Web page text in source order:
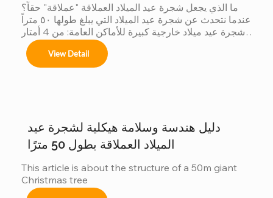
ما الذي يجعل شجرة عيد الميلاد العملاقة "عملاقة" حقاً؟
عندما نتحدث عن شجرة عيد الميلاد التي يبلغ طولها ٥٠ متراً
شجرة عيد ميلاد خارجية كبيرة للأماكن العامة: من 4 أمتار
إلى 50 مترًا شجرة عيد الميلاد الكبيرة في الهواء الطلق
نحن متخصصون في تصاميم مخصصة لأشجار عيد الميلاد
العملاقة لتتناسب مع موضوعك لا يوجد مكانان متشابهان،
View Detail
دليل هندسة وسلامة هيكلية لشجرة عيد
الميلاد العملاقة بطول 50 مترًا
This article is about the structure of a 50m giant
Christmas tree